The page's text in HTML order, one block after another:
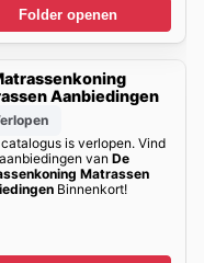
Folder openen
Aanbiedingen
is verlopen. Vind
van De
Matrassen
Binnenkort!